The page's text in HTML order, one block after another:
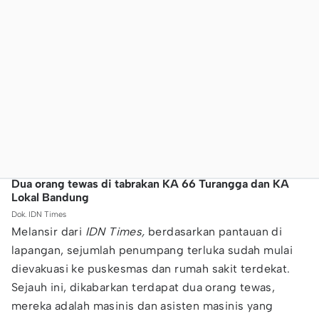
Dua orang tewas di tabrakan KA 66 Turangga dan KA
Lokal Bandung
Dok. IDN Times
Melansir dari IDN Times, berdasarkan pantauan di
lapangan, sejumlah penumpang terluka sudah mulai
dievakuasi ke puskesmas dan rumah sakit terdekat.
Sejauh ini, dikabarkan terdapat dua orang tewas,
mereka adalah masinis dan asisten masinis yang